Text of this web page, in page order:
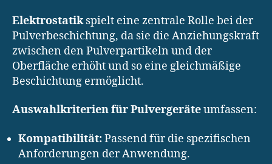
Elektrostatikspielt eine zentrale Rolle bei der
Pulverbeschichtung, da sie die Anziehungskraft
zwischen den Pulverpartikeln und der
Oberfläche erhöht und so eine gleichmäßige
Beschichtung ermöglicht.
Auswahlkriterien für Pulvergeräteumfassen:
Kompatibilität:Passend für die spezifischen
Anforderungen der Anwendung.